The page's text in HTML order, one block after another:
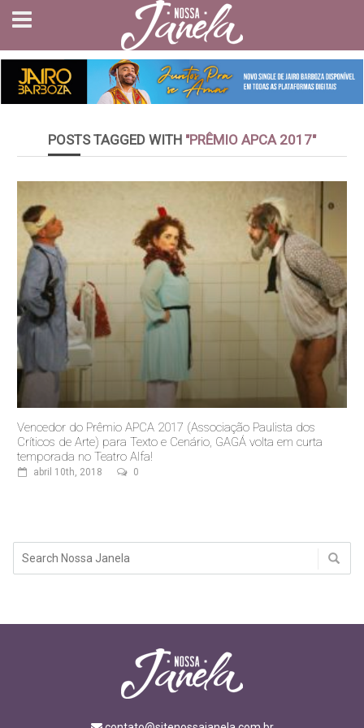
POSTS TAGGED WITH "PRÊMIO APCA 2017"
Vencedor do Prêmio APCA 2017 (Associação Paulista dos
Críticos de Arte) para Texto e Cenário, GAGÁ volta em curta
temporada no Teatro Alfa!
abril 10th, 2018 0